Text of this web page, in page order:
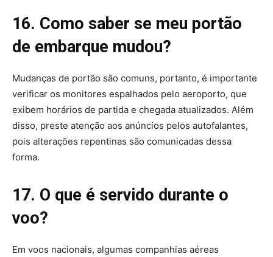
16. Como saber se meu portão
de embarque mudou?
Mudanças de portão são comuns, portanto, é importante
verificar os monitores espalhados pelo aeroporto, que
exibem horários de partida e chegada atualizados. Além
disso, preste atenção aos anúncios pelos autofalantes,
pois alterações repentinas são comunicadas dessa
forma.
17. O que é servido durante o
voo?
Em voos nacionais, algumas companhias aéreas